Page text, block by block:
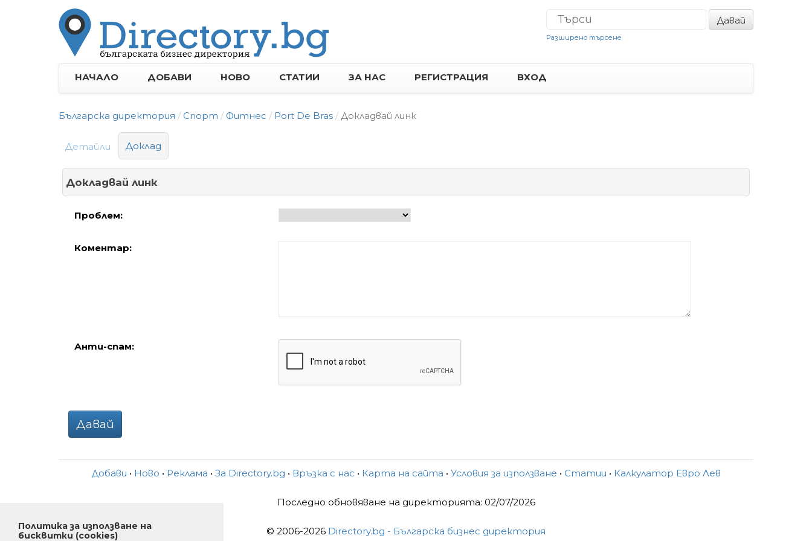
Давай
Разширено търсене
НАЧАЛО ДОБАВИ НОВО СТАТИИ ЗА НАС РЕГИСТРАЦИЯ ВХОД
Българска директория Спорт Фитнес Port De Bras Докладвай линк
Детайли Доклад
Докладвай линк
Проблем:
Коментар:
Анти-спам:
Давай
Добави • Ново • Реклама • За Directory.bg • Връзка с нас • Карта на сайта • Условия за използване • Статии • Калкулатор Евро Лев
Последно обновяване на директорията: 02/07/2026
© 2006-2026 Directory.bg - Българска бизнес директория
Политика за използване на
бисквитки (cookies)